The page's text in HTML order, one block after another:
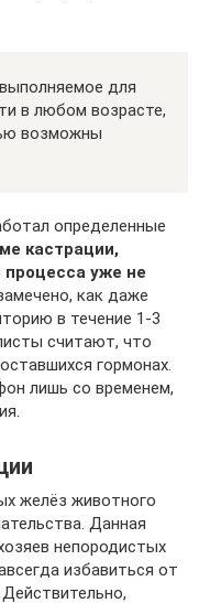
для
в любом возрасте,
возможны
определенные
кастрации,
процесса уже не
как даже
в течение 1-3
считают, что
гормонах.
лишь со временем,
желёз животного
Данная
непородистых
избавиться от